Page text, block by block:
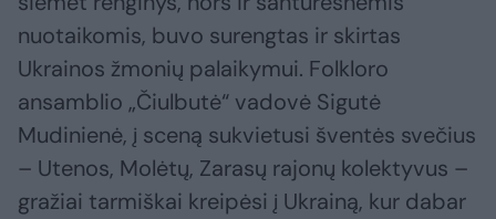
nuotaikomis, buvo surengtas ir skirtas
Ukrainos žmonių palaikymui. Folkloro
ansamblio „Čiulbutė“ vadovė Sigutė
Mudinienė, į sceną sukvietusi šventės svečius
– Utenos, Molėtų, Zarasų rajonų kolektyvus –
gražiai tarmiškai kreipėsi į Ukrainą, kur dabar